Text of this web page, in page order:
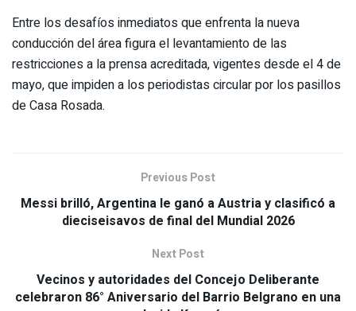
Entre los desafíos inmediatos que enfrenta la nueva
conducción del área figura el levantamiento de las
restricciones a la prensa acreditada, vigentes desde el 4 de
mayo, que impiden a los periodistas circular por los pasillos
de Casa Rosada.
Previous Post
Messi brilló, Argentina le ganó a Austria y clasificó a
dieciseisavos de final del Mundial 2026
Next Post
Vecinos y autoridades del Concejo Deliberante
celebraron 86° Aniversario del Barrio Belgrano en una